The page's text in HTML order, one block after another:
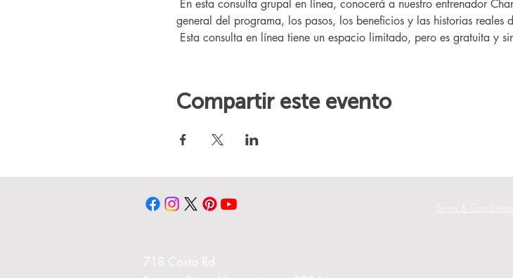
general del programa, los pasos, los beneficios y las historias reales
Esta consulta en línea tiene un espacio limitado, pero es gratuita y
Compartir este evento
718 Costa Rd